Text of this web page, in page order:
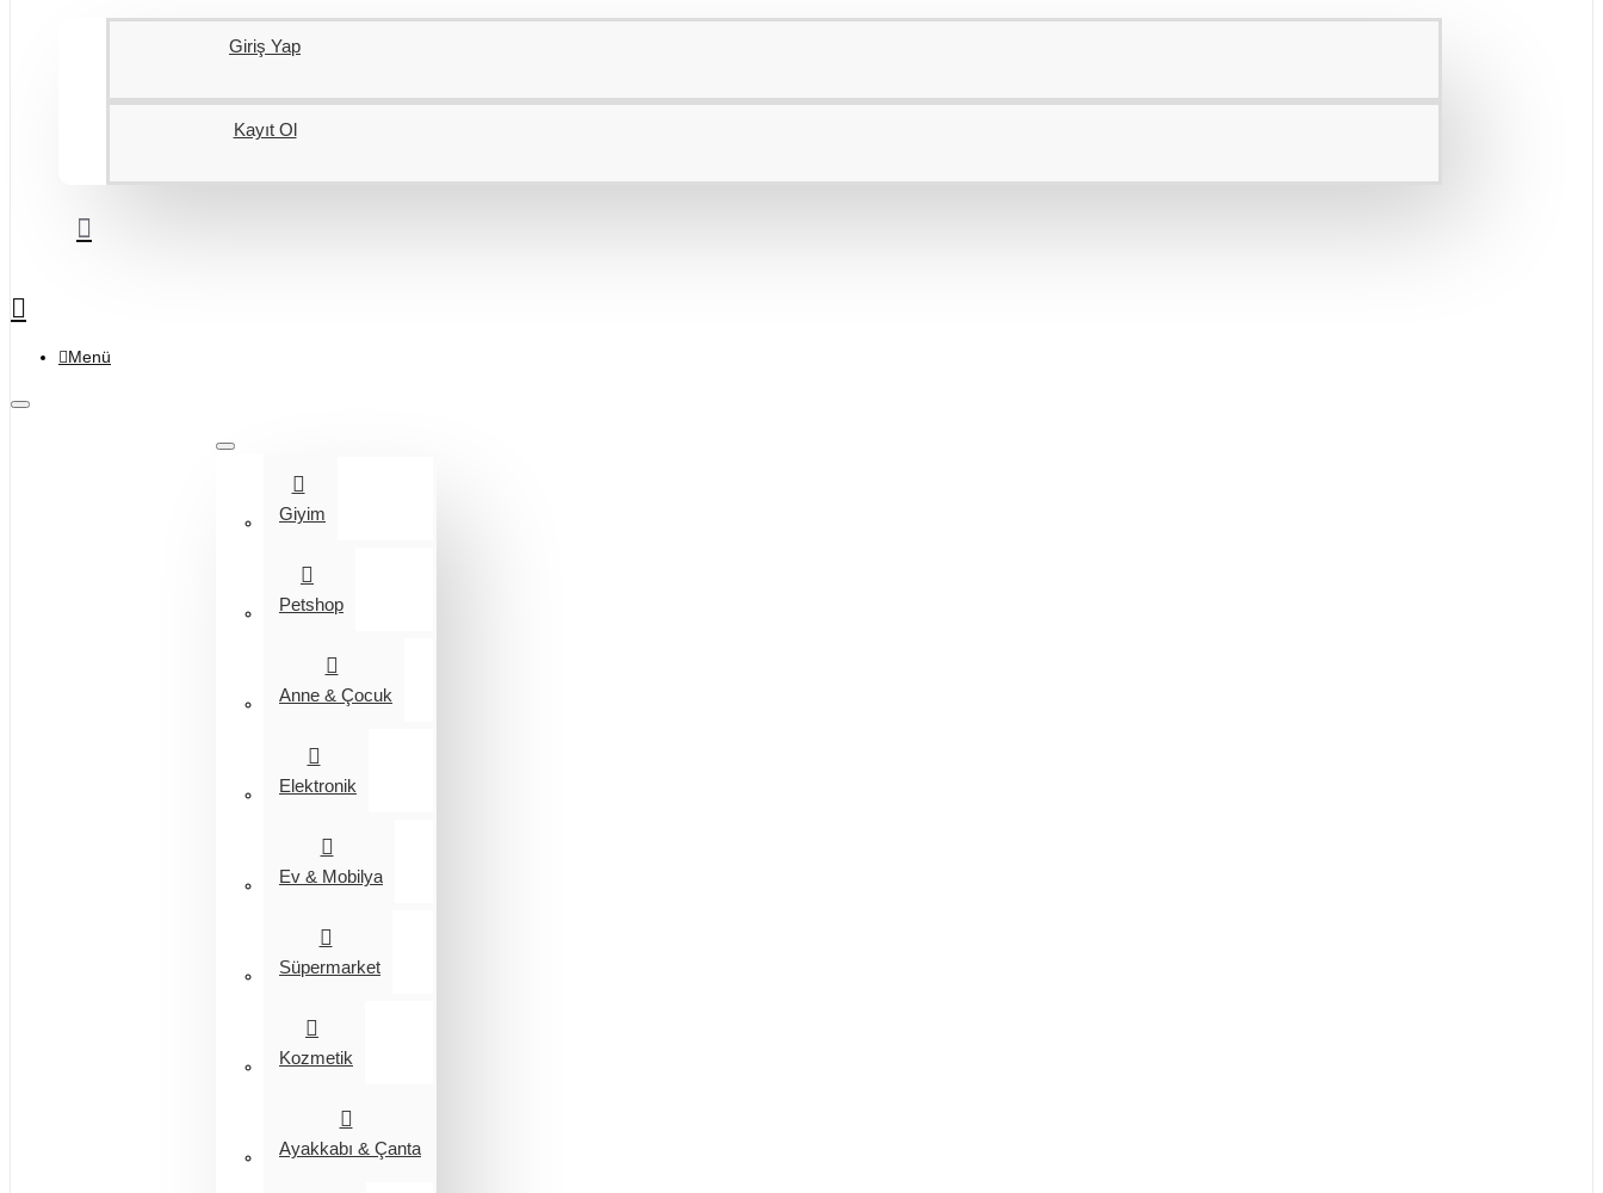
Giriş Yap
Kayıt Ol
Menü
Giyim
Petshop
Anne & Çocuk
Elektronik
Ev & Mobilya
Süpermarket
Kozmetik
Ayakkabı & Çanta